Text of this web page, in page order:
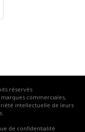
réservés
commerciales,
intellectuelle de leurs
de confidentialité